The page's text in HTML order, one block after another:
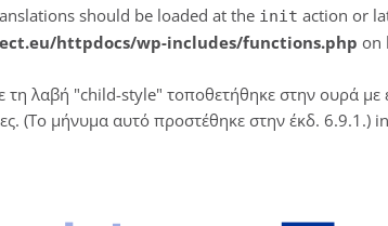
should be loaded at the init action or
httpdocs/wp-includes/functions.php on
τη λαβή "child-style" τοποθετήθηκε στην ουρά
(Το μήνυμα αυτό προστέθηκε στην έκδ. 6.9.1.) in